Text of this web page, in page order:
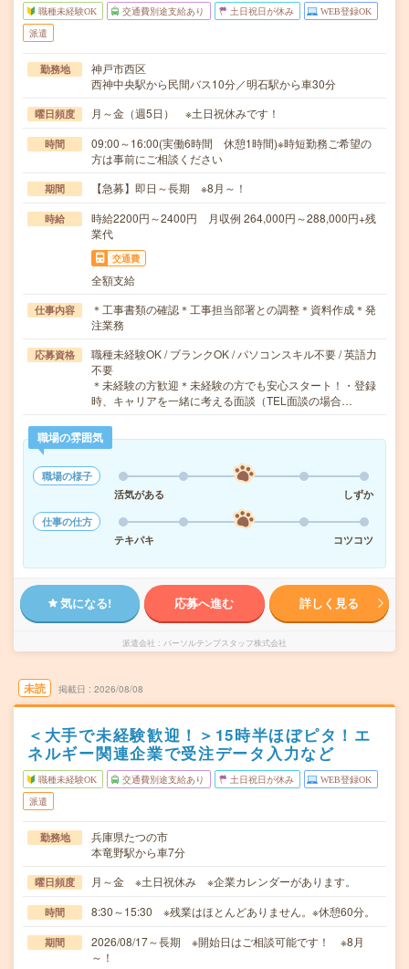
職種未経験OK 交通費別途支給あり 土日祝日が休み WEB登録OK
派遣
勤務地
神戸市西区
西神中央駅から民間バス10分／明石駅から車30分
曜日頻度 月～金（週5日） ※土日祝休みです！
時間
09:00～16:00(実働6時間 休憩1時間)※時短勤務ご希望の
方は事前にご相談ください
期間 【急募】即日～長期 ※8月～！
時給
時給2200円～2400円 月収例 264,000円～288,000円+残
業代
交通費
全額支給
仕事内容
＊工事書類の確認＊工事担当部署との調整＊資料作成＊発
注業務
応募資格
職種未経験OK / ブランクOK / パソコンスキル不要 / 英語力
不要
＊未経験の方歓迎＊未経験の方でも安心スタート！・登録
時、キャリアを一緒に考える面談（TEL面談の場合…
職場の雰囲気
職場の様子
活気がある
しずか
仕事の仕方
テキパキ
コツコツ
気になる! 応募へ進む 詳しく見る
派遣会社 パーソルテンプスタッフ株式会社
未読 掲載日 2026/08/08
＜大手で未経験歓迎！＞15時半ほぼピタ！エ
ネルギー関連企業で受注データ入力など
職種未経験OK 交通費別途支給あり 土日祝日が休み WEB登録OK
派遣
勤務地
兵庫県たつの市
本竜野駅から車7分
曜日頻度 月～金 ※土日祝休み ※企業カレンダーがあります。
時間 8:30～15:30 ※残業はほとんどありません。※休憩60分。
期間
2026/08/17～長期 ※開始日はご相談可能です！ ※8月
～！